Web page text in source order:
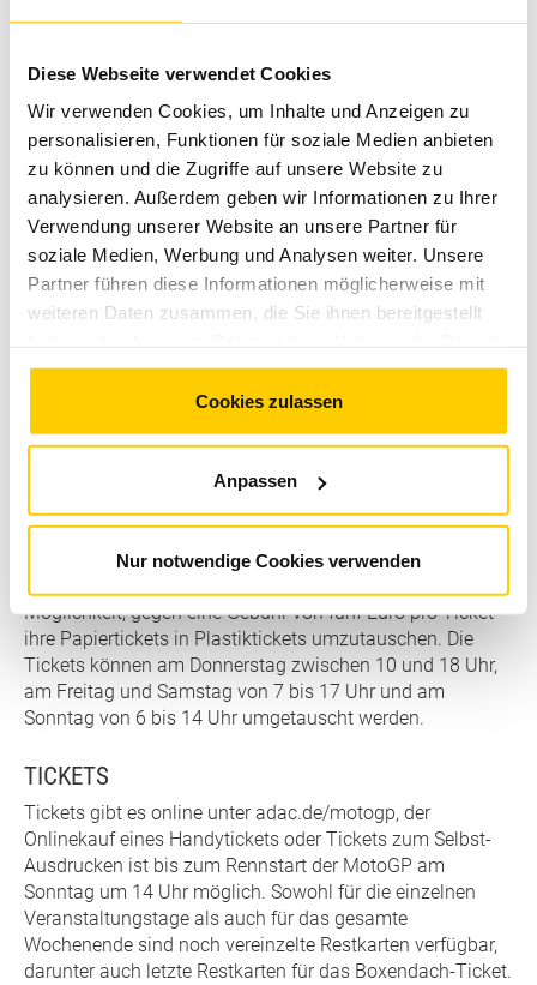
Diese Webseite verwendet Cookies
Wir verwenden Cookies, um Inhalte und Anzeigen zu
personalisieren, Funktionen für soziale Medien anbieten
zu können und die Zugriffe auf unsere Website zu
analysieren. Außerdem geben wir Informationen zu Ihrer
Verwendung unserer Website an unsere Partner für
soziale Medien, Werbung und Analysen weiter. Unsere
Partner führen diese Informationen möglicherweise mit
weiteren Daten zusammen, die Sie ihnen bereitgestellt
gesammelt haben. Sie geben Einwilligung zu unseren
Cookies, wenn Sie unsere Webseite weiterhin nutzen.
Cookies zulassen
Anpassen
Nur notwendige Cookies verwenden
gesamten Gelände bei.
RAHMENPROGRAMM
Neben der MotoGP drehen am Rennwochenende auch die
Moto2, die Moto3, der Red Bull MotoGP Rookies Cup und
der Moto4 Northern Cup ihre Runden um den Sachsenring
und sorgen dabei für beste Rennaction. Den Moto4
Northern Cup führen mit Robin Siegert und Anina Urlaß
zwei Nachwuchshoffnungen aus Sachsen an.
für Rollstuhlfahrer/Personen mit Behinderung ist ein
Servicepunkt am Haupteingang an der Goldbachstraße
TICKETTAUSCH PLASTIKTICKETS
Fans haben bei den Tageskassen neben dem
Möglichkeit, gegen eine Gebühr von fünf Euro pro Ticket
ihre Papiertickets in Plastiktickets umzutauschen. Die
Tickets können am Donnerstag zwischen 10 und 18 Uhr,
am Freitag und Samstag von 7 bis 17 Uhr und am
Sonntag von 6 bis 14 Uhr umgetauscht werden.
TICKETS
Tickets gibt es online unter adac.de/motogp, der
Onlinekauf eines Handytickets oder Tickets zum Selbst-
Ausdrucken ist bis zum Rennstart der MotoGP am
Sonntag um 14 Uhr möglich. Sowohl für die einzelnen
Veranstaltungstage als auch für das gesamte
Wochenende sind noch vereinzelte Restkarten verfügbar,
darunter auch letzte Restkarten für das Boxendach-Ticket.